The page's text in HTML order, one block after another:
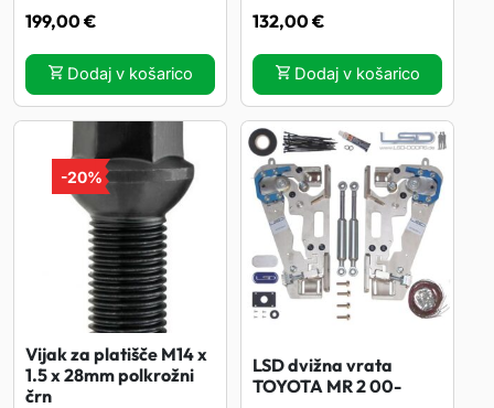
199,00€
Dodaj v košarico
132,00€
Dodaj v košarico
-20%
Vijak za platišče M14 x
1.5 x 28mm polkrožni
črn
LSD dvižna vrata
TOYOTA MR 2 00-